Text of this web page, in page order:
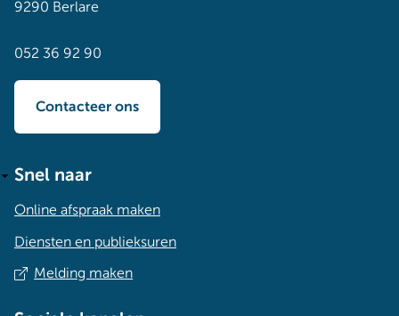
9290 Berlare
052 36 92 90
Contacteer ons
Snel naar
Online afspraak maken
Diensten en publieksuren
Melding maken